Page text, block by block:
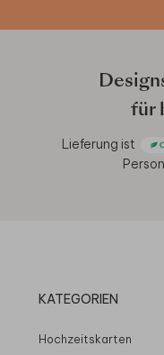
für
Lieferung ist
KATEGORIEN
Hochzeitskarten